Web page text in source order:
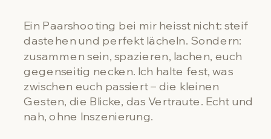
Ein Paarshooting bei mir heisst nicht: steif
dastehen und perfekt lächeln. Sondern:
zusammen sein, spazieren, lachen, euch
gegenseitig necken. Ich halte fest, was
zwischen euch passiert – die kleinen
Gesten, die Blicke, das Vertraute. Echt und
nah, ohne Inszenierung.